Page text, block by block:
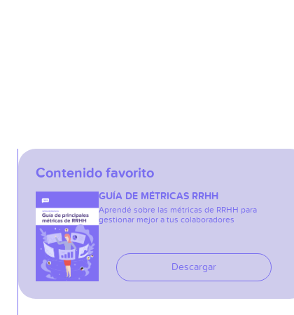
Contenido favorito
GUÍA DE MÉTRICAS RRHH
Aprendé sobre las métricas de RRHH para
gestionar mejor a tus colaboradores
Descargar